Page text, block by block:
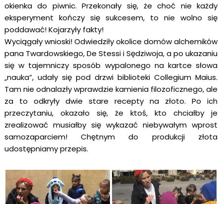
okienka do piwnic. Przekonały się, że choć nie każdy
eksperyment kończy się sukcesem, to nie wolno się
poddawać! Kojarzyły fakty!
Wyciągały wnioski! Odwiedziły okolice domów alchemików
pana Twardowskiego, De Stessi i Sędziwoja, a po ukazaniu
się w tajemniczy sposób wypalonego na kartce słowa
„nauka”, udały się pod drzwi biblioteki Collegium Maius.
Tam nie odnalazły wprawdzie kamienia filozoficznego, ale
za to odkryły dwie stare recepty na złoto. Po ich
przeczytaniu, okazało się, że ktoś, kto chciałby je
zrealizować musiałby się wykazać niebywałym wprost
samozaparciem! Chętnym do produkcji złota
udostępniamy przepis.